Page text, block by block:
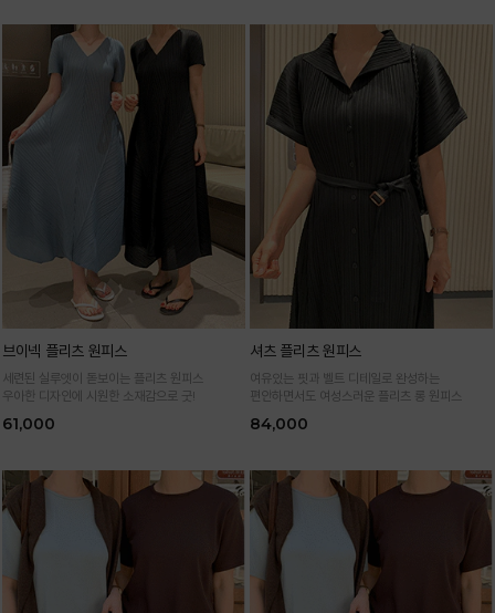
브이넥 플리츠 원피스
세련된 실루엣이 돋보이는 플리츠 원피스
우아한 디자인에 시원한 소재감으로 굿!
61,000
셔츠 플리츠 원피스
여유있는 핏과 벨트 디테일로 완성하는
편안하면서도 여성스러운 플리츠 롱 원피스
84,000